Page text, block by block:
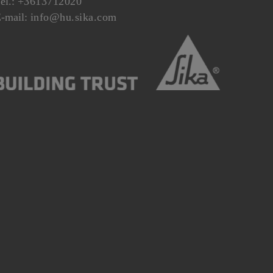
mail: info@hu.sika.com